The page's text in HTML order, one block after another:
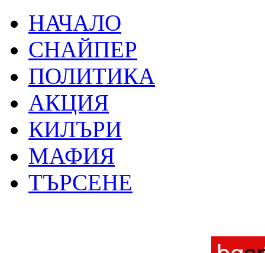
НАЧАЛО
СНАЙПЕР
ПОЛИТИКА
АКЦИЯ
КИЛЪРИ
МАФИЯ
ТЪРСЕНЕ